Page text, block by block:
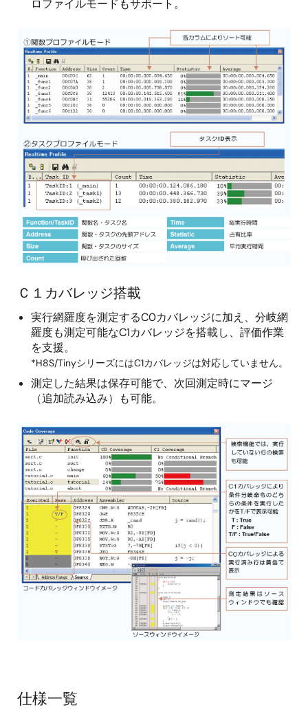
ロファイルモードもサポート。
画
像
Ｃ１カバレッジ搭載
実行網羅度を測定するC0カバレッジに加え、分岐網
羅度も測定可能なC1カバレッジを搭載し、評価作業
を支援。
*H8S/TinyシリーズにはC1カバレッジは対応していません。
測定した結果は保存可能で、次回測定時にマージ
（追加読み込み）も可能。
画
像
仕様一覧